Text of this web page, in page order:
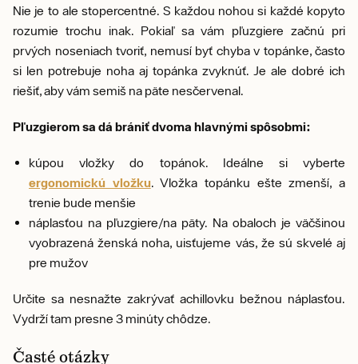
Nie je to ale stopercentné. S každou nohou si každé kopyto
rozumie trochu inak. Pokiaľ sa vám pľuzgiere začnú pri
prvých noseniach tvoriť, nemusí byť chyba v topánke, často
si len potrebuje noha aj topánka zvyknúť. Je ale dobré ich
riešiť, aby vám semiš na päte nesčervenal.
Pľuzgierom sa dá brániť dvoma hlavnými spôsobmi:
kúpou vložky do topánok. Ideálne si vyberte
ergonomickú vložku. Vložka topánku ešte zmenší, a
trenie bude menšie
náplasťou na pľuzgiere/na päty. Na obaloch je väčšinou
vyobrazená ženská noha, uisťujeme vás, že sú skvelé aj
pre mužov
Určite sa nesnažte zakrývať achillovku bežnou náplasťou.
Vydrží tam presne 3 minúty chôdze.
Časté otázky